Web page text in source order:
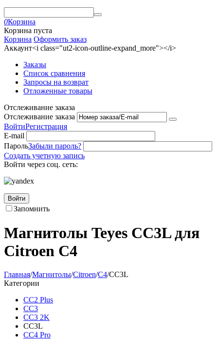
0Корзина
Корзина пуста
Корзина Оформить заказ
Аккаунт<i class="ut2-icon-outline-expand_more"></i>
Заказы
Список сравнения
Запросы на возврат
Отложенные товары
Отслеживание заказа
Отслеживание заказа
ВойтиРегистрация
E-mail
ПарольЗабыли пароль?
Создать учетную запись
Войти через соц. сеть:
Войти
Запомнить
Магнитолы Teyes CC3L для
Citroen C4
Главная/Магнитолы/Citroen/C4/CC3L
Категории
CC2 Plus
CC3
CC3 2K
CC3L
CC4 Pro